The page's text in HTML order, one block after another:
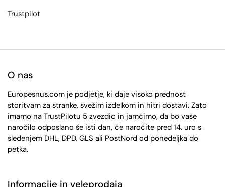
Trustpilot
O nas
Europesnus.com je podjetje, ki daje visoko prednost
storitvam za stranke, svežim izdelkom in hitri dostavi. Zato
imamo na TrustPilotu 5 zvezdic in jamčimo, da bo vaše
naročilo odposlano še isti dan, če naročite pred 14. uro s
sledenjem DHL, DPD, GLS ali PostNord od ponedeljka do
petka.
Informacije in veleprodaja